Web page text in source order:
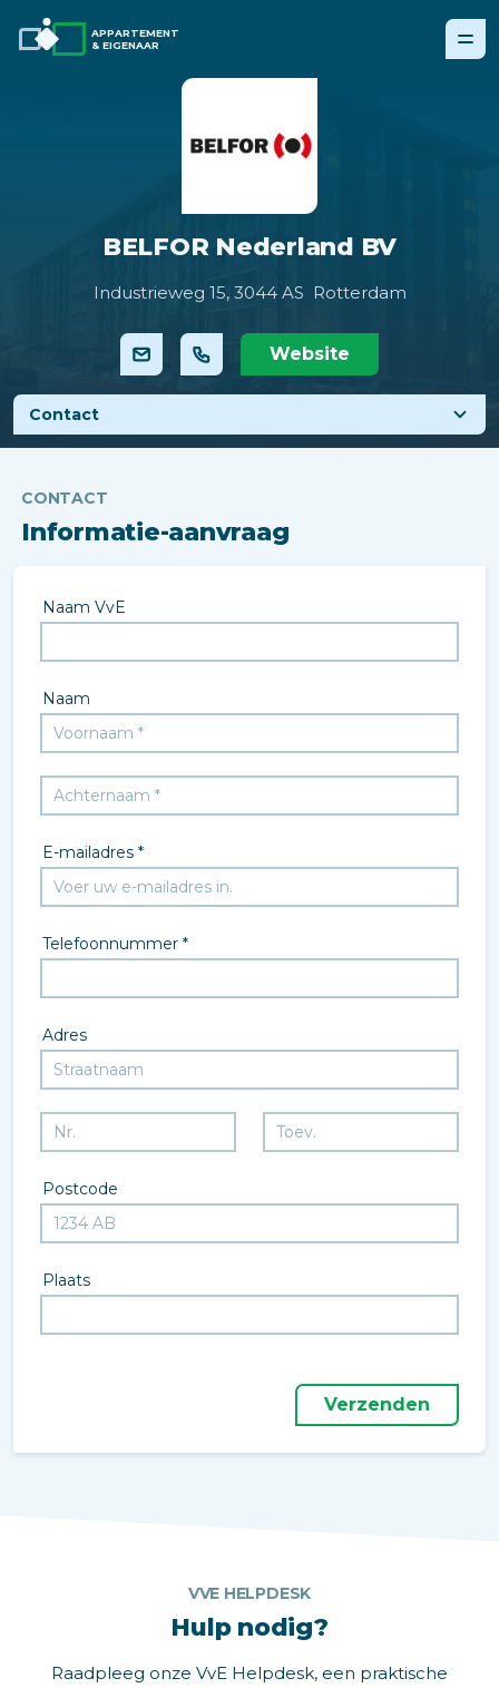
APPARTEMENT
& EIGENAAR
BELFOR Nederland BV
Industrieweg 15, 3044 AS Rotterdam
Website
Contact
CONTACT
Informatie-aanvraag
Naam VvE
Naam
E-mailadres *
Telefoonnummer *
Adres
Postcode
Plaats
Verzenden
VVE HELPDESK
Hulp nodig?
Raadpleeg onze VvE Helpdesk, een praktische